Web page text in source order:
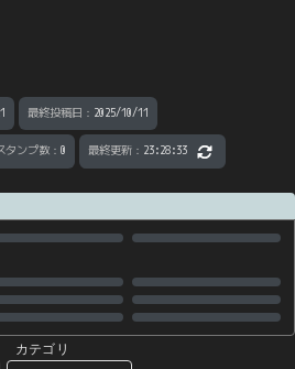
最終投稿日 ： 2025/10/11
タンプ数 ： 0 最終更新 ： 23:28:33
カテゴリ